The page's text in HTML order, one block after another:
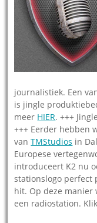
journalistiek. Een
is jingle
meer HIER. +++
+++ Eerder hebben
vanTMStudios in
Europese
introduceert K2 nu
stationslogo perfect
hit. Op deze manier
een radiostation. Klik